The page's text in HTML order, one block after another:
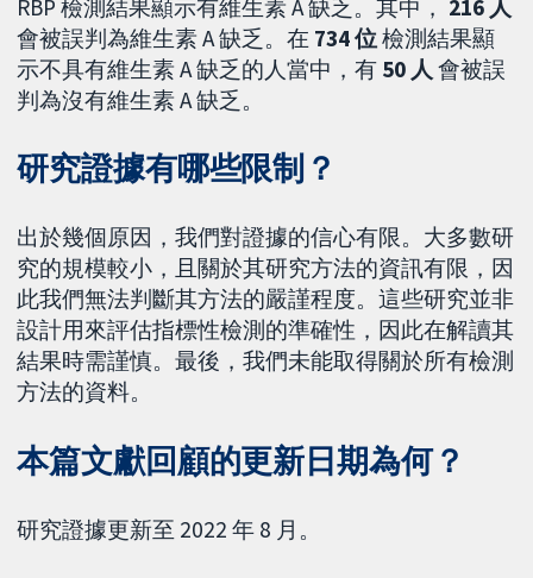
RBP 檢測結果顯示有維生素 A 缺乏。其中， 216 人
會被誤判為維生素 A 缺乏。在 734 位檢測結果顯
示不具有維生素 A 缺乏的人當中，有 50 人 會被誤
判為沒有維生素 A 缺乏。
研究證據有哪些限制？
出於幾個原因，我們對證據的信心有限。大多數研
究的規模較小，且關於其研究方法的資訊有限，因
此我們無法判斷其方法的嚴謹程度。這些研究並非
設計用來評估指標性檢測的準確性，因此在解讀其
結果時需謹慎。最後，我們未能取得關於所有檢測
方法的資料。
本篇文獻回顧的更新日期為何？
研究證據更新至 2022 年 8 月。